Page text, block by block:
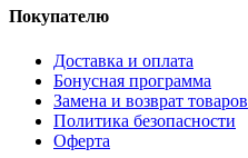
Покупателю
Доставка и оплата
Бонусная программа
Замена и возврат товаров
Политика безопасности
Оферта